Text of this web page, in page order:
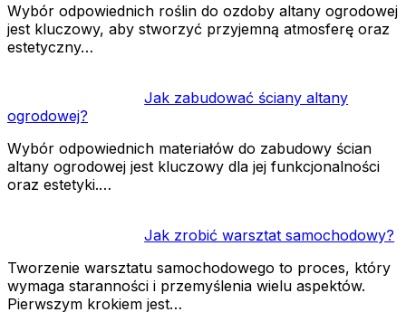
Wybór odpowiednich roślin do ozdoby altany ogrodowej
jest kluczowy, aby stworzyć przyjemną atmosferę oraz
estetyczny…
Jak zabudować ściany altany
ogrodowej?
Wybór odpowiednich materiałów do zabudowy ścian
altany ogrodowej jest kluczowy dla jej funkcjonalności
oraz estetyki.…
Jak zrobić warsztat samochodowy?
Tworzenie warsztatu samochodowego to proces, który
wymaga staranności i przemyślenia wielu aspektów.
Pierwszym krokiem jest…